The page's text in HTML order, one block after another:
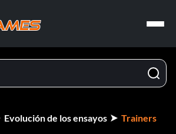
Evolución de los ensayos Trainers